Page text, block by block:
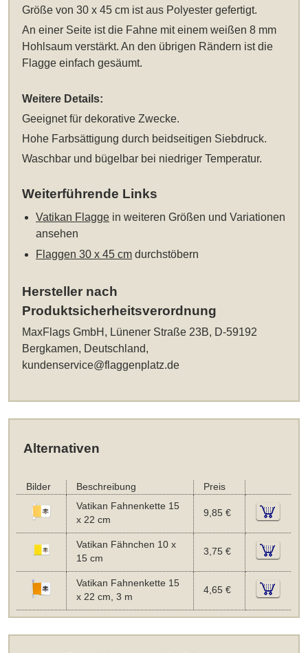
Größe von 30 x 45 cm ist aus Polyester gefertigt.
An einer Seite ist die Fahne mit einem weißen 8 mm
Hohlsaum verstärkt. An den übrigen Rändern ist die
Flagge einfach gesäumt.
Weitere Details:
Geeignet für dekorative Zwecke.
Hohe Farbsättigung durch beidseitigen Siebdruck.
Waschbar und bügelbar bei niedriger Temperatur.
Weiterführende Links
Vatikan Flagge in weiteren Größen und Variationen
ansehen
Flaggen 30 x 45 cm durchstöbern
Hersteller nach
Produktsicherheitsverordnung
MaxFlags GmbH, Lünener Straße 23B, D-59192
Bergkamen, Deutschland,
kundenservice@flaggenplatz.de
Alternativen
Bilder Beschreibung
Preis
Vatikan Fahnenkette 15
x 22 cm
9,85 €
Vatikan Fähnchen 10 x
15 cm
3,75 €
Vatikan Fahnenkette 15
x 22 cm, 3 m
4,65 €